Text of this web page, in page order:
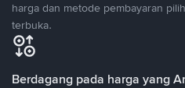
harga dan metode pembayaran
terbuka.
Berdagang pada harga yang